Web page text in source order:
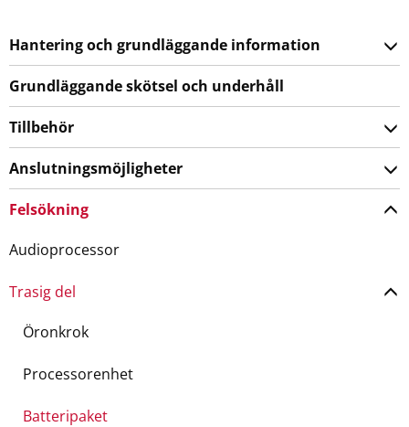
Hantering och grundläggande information
Grundläggande skötsel och underhåll
Tillbehör
Anslutningsmöjligheter
Felsökning
Audioprocessor
Trasig del
Öronkrok
Processorenhet
Batteripaket